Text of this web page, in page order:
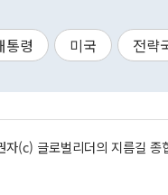
통령 미국 전략
자(c) 글로벌리더의 지름길